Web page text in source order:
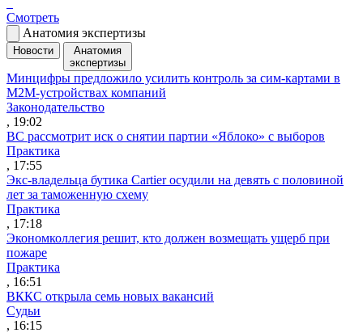
Смотреть
Анатомия экспертизы
Новости
Анатомия
экспертизы
Минцифры предложило усилить контроль за сим-картами в
M2M-устройствах компаний
Законодательство
, 19:02
ВС рассмотрит иск о снятии партии «Яблоко» с выборов
Практика
, 17:55
Экс-владельца бутика Cartier осудили на девять с половиной
лет за таможенную схему
Практика
, 17:18
Экономколлегия решит, кто должен возмещать ущерб при
пожаре
Практика
, 16:51
ВККС открыла семь новых вакансий
Судьи
, 16:15